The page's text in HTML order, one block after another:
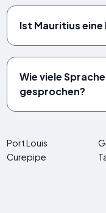
Ist Mauritius
Wie viele
gesprochen?
Port Louis
Curepipe